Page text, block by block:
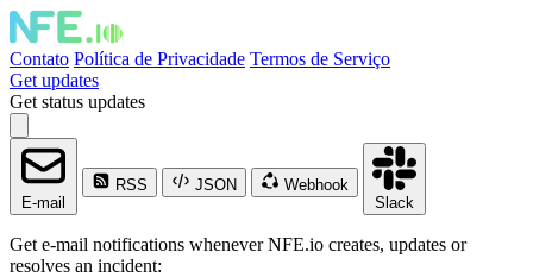
Contato Política de Privacidade Termos de Serviço
Get updates
Get status updates
E-mail
RSS JSON
Webhook
Slack
Get e-mail notifications whenever NFE.io creates, updates or
resolves an incident: